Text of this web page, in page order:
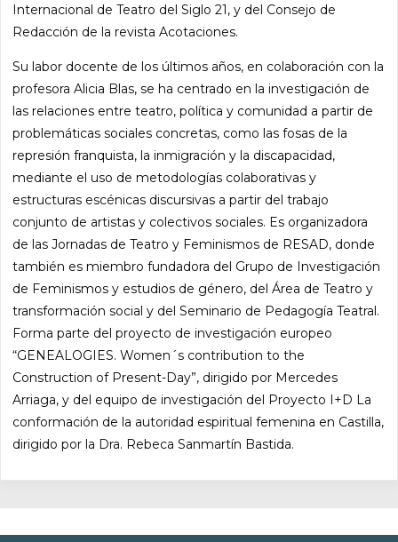
Internacional de Teatro del Siglo 21, y del Consejo de
Redacción de la revista Acotaciones.
Su labor docente de los últimos años, en colaboración con la
profesora Alicia Blas, se ha centrado en la investigación de
las relaciones entre teatro, política y comunidad a partir de
problemáticas sociales concretas, como las fosas de la
represión franquista, la inmigración y la discapacidad,
mediante el uso de metodologías colaborativas y
estructuras escénicas discursivas a partir del trabajo
conjunto de artistas y colectivos sociales. Es organizadora
de las Jornadas de Teatro y Feminismos de RESAD, donde
también es miembro fundadora del Grupo de Investigación
de Feminismos y estudios de género, del Área de Teatro y
transformación social y del Seminario de Pedagogía Teatral.
Forma parte del proyecto de investigación europeo
“GENEALOGIES. Women´s contribution to the
Construction of Present-Day”, dirigido por Mercedes
Arriaga, y del equipo de investigación del Proyecto I+D La
conformación de la autoridad espiritual femenina en Castilla,
dirigido por la Dra. Rebeca Sanmartín Bastida.